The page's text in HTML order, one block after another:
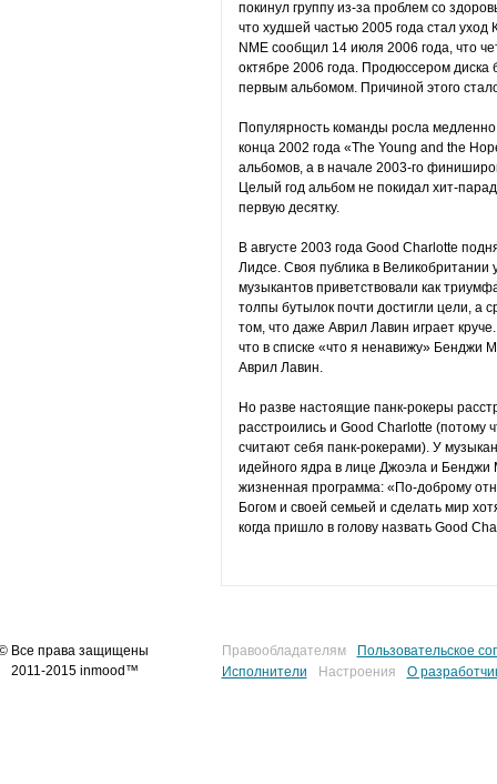
покинул группу из-за проблем со
что худшей частью 2005 года стал уход
NME сообщил 14 июля 2006 года, что
октябре 2006 года. Продюссером
первым альбомом. Причиной этого
Популярность команды росла
конца 2002 года «The Young and the
альбомов, а в начале 2003-го
Целый год альбом не покидал хит-
первую десятку.
В августе 2003 года Good Charlotte
Лидсе. Своя публика в Великобритании
музыкантов приветствовали как
толпы бутылок почти достигли цели, а
том, что даже Аврил Лавин играет
что в списке «что я ненавижу» Бенджи
Аврил Лавин.
Но разве настоящие панк-рокеры
расстроились и Good Charlotte (потому
считают себя панк-рокерами). У
идейного ядра в лице Джоэла и Бенджи
жизненная программа: «По-доброму
Богом и своей семьей и сделать мир
когда пришло в голову назвать Good
Все права защищены
2011-2015 inmood™
Правообладателям
Пользовательское
Исполнители
Настроения О